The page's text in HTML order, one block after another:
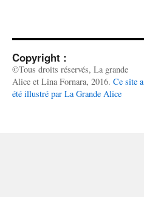
Copyright :
©Tous droits réservés, La grande
Alice et Lina Fornara, 2016. Ce site a
été illustré par La Grande Alice